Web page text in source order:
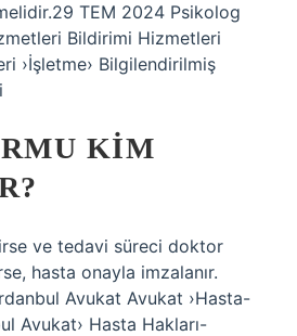
TEM 2024 Psikolog
Bildirimi Hizmetleri
›İşletme› Bilgilendirilmiş
KIM
ve tedavi süreci doktor
hasta onayla imzalanır.
Avukat Avukat ›Hasta-
Avukat› Hasta Hakları-